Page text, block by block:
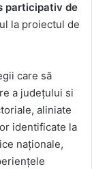
participativ de
la proiectul de
care să
a județului si
aliniate
identificate la
naționale,